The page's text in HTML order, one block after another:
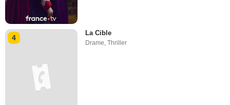
4
La Cible
Drame,Thriller